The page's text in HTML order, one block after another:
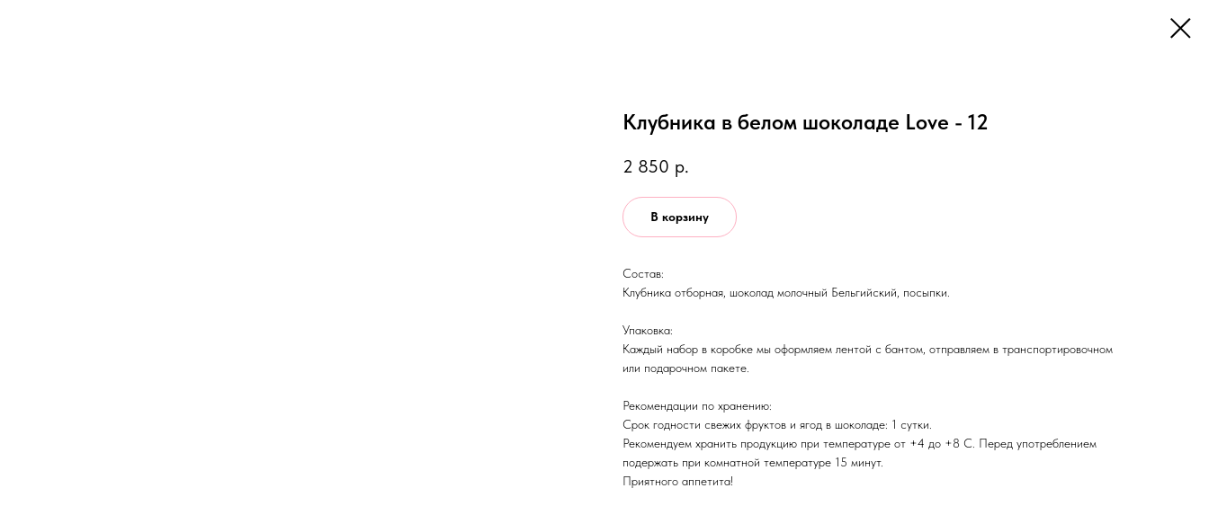
Клубника в белом шоколаде Love - 12
2 850 р.
В корзину
Состав:
Клубника отборная, шоколад молочный Бельгийский, посыпки.
Упаковка:
Каждый набор в коробке мы оформляем лентой с бантом, отправляем в транспортировочном
или подарочном пакете.
Рекомендации по хранению:
Срок годности свежих фруктов и ягод в шоколаде: 1 сутки.
Рекомендуем хранить продукцию при температуре от +4 до +8 С. Перед употреблением
подержать при комнатной температуре 15 минут.
​Приятного аппетита!